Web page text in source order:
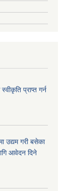
प्राप्त गर्न
उद्यम गरी बसेका
आवेदन दिने